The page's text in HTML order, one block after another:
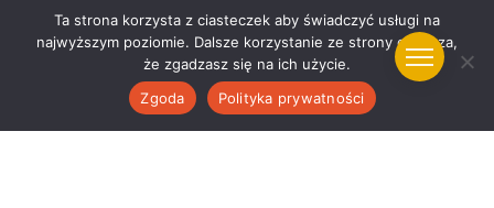
Outsourcing IT to nie tylko techniczna obsługa, ale
także wsparcie w zakresie szkoleń i konsultacji. Dzięki
temu pracownicy mogą efektywniej korzystać z
dostępnych narzędzi i technologii.
Ta strona korzysta z ciasteczek aby świadczyć usługi na
najwyższym poziomie. Dalsze korzystanie ze strony oznacza,
że zgadzasz się na ich użycie.
Zgoda
Polityka prywatności